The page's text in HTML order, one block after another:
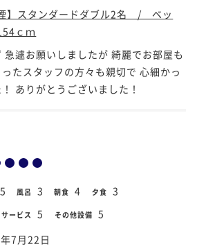
煙】スタンダードダブル2名 / ベッ
ｃｍ
遽お願いしましたが 綺麗でお部屋も
たスタッフの方々も親切で 心細かっ
ありがとうございました！
5 風呂 3 朝食 4 夕食 3
ービス 5 その他設備 5
7月22日